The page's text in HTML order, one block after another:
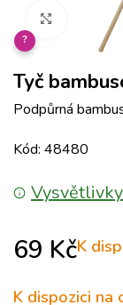
Klikněte
?
Tyč
Podpůrná
Kód: 48480
69 KčK
K dispozici na